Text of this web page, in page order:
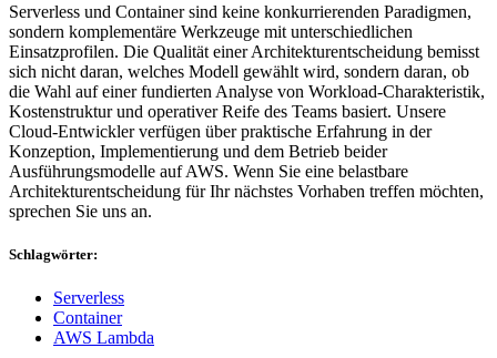
Serverless und Container sind keine konkurrierenden Paradigmen,
sondern komplementäre Werkzeuge mit unterschiedlichen
Einsatzprofilen. Die Qualität einer Architekturentscheidung bemisst
sich nicht daran, welches Modell gewählt wird, sondern daran, ob
die Wahl auf einer fundierten Analyse von Workload-Charakteristik,
Kostenstruktur und operativer Reife des Teams basiert. Unsere
Cloud-Entwickler verfügen über praktische Erfahrung in der
Konzeption, Implementierung und dem Betrieb beider
Ausführungsmodelle auf AWS. Wenn Sie eine belastbare
Architekturentscheidung für Ihr nächstes Vorhaben treffen möchten,
sprechen Sie uns an.
Schlagwörter:
Serverless
Container
AWS Lambda